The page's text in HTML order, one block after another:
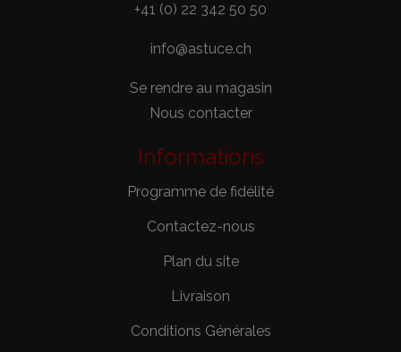
+41 (0) 22 342 50 50
info@astuce.ch
Se rendre au magasin
Nous contacter
Informations
Programme de fidélité
Contactez-nous
Plan du site
Livraison
Conditions Générales